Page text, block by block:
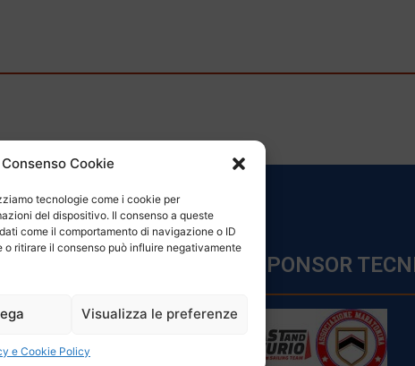
Cookie
tecnologie come i cookie per
del dispositivo. Il consenso a queste
come il comportamento di navigazione o ID
ritirare il consenso può influire negativamente
Visualizza le preferenze
e Cookie Policy
Da Lunedi A Venerdì
Sabato: 8:00 – 12:00
SPONSOR